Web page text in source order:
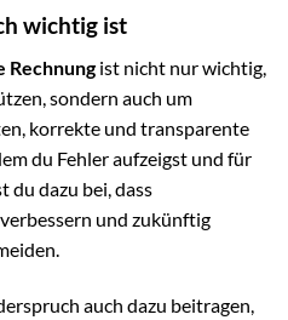
wichtig ist
Rechnungist nicht nur wichtig,
sondern auch um
korrekte und transparente
du Fehler aufzeigst und für
du dazu bei, dass
und zukünftig
auch dazu beitragen,